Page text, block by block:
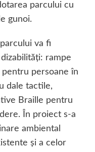
parcului cu
gunoi.
va fi
rampe
persoane în
dale tactile,
Braille pentru
În proiect s-a
ambiental
şi a celor